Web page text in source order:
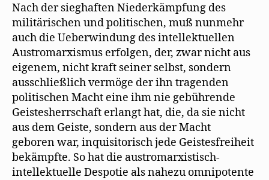
Nach der sieghaften Niederkämpfung des
militärischen und politischen, muß nunmehr
auch die Ueberwindung des intellektuellen
Austromarxismus erfolgen, der, zwar nicht aus
eigenem, nicht kraft seiner selbst, sondern
ausschließlich vermöge der ihn tragenden
politischen Macht eine ihm nie gebührende
Geistesherrschaft erlangt hat, die, da sie nicht
aus dem Geiste, sondern aus der Macht
geboren war, inquisitorisch jede Geistesfreiheit
bekämpfte. So hat die austromarxistisch-
intellektuelle Despotie als nahezu omnipotente